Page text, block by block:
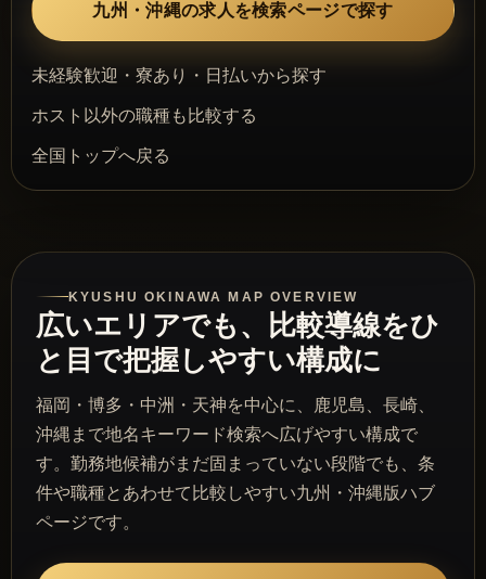
九州・沖縄の求人を検索ページで探す
未経験歓迎・寮あり・日払いから探す
ホスト以外の職種も比較する
全国トップへ戻る
KYUSHU OKINAWA MAP OVERVIEW
広いエリアでも、比較導線をひ
と目で把握しやすい構成に
福岡・博多・中洲・天神を中心に、鹿児島、長崎、
沖縄まで地名キーワード検索へ広げやすい構成で
す。勤務地候補がまだ固まっていない段階でも、条
件や職種とあわせて比較しやすい九州・沖縄版ハブ
ページです。